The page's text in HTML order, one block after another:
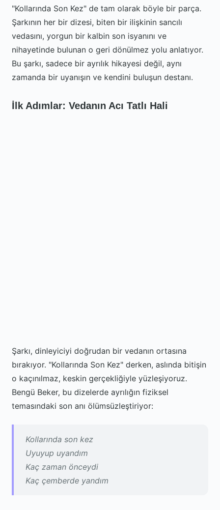
"Kollarında Son Kez" de tam olarak böyle bir parça.
Şarkının her bir dizesi, biten bir ilişkinin sancılı
vedasını, yorgun bir kalbin son isyanını ve
nihayetinde bulunan o geri dönülmez yolu anlatıyor.
Bu şarkı, sadece bir ayrılık hikayesi değil, aynı
zamanda bir uyanışın ve kendini buluşun destanı.
İlk Adımlar: Vedanın Acı Tatlı Hali
Şarkı, dinleyiciyi doğrudan bir vedanın ortasına
bırakıyor. "Kollarında Son Kez" derken, aslında bitişin
o kaçınılmaz, keskin gerçekliğiyle yüzleşiyoruz.
Bengü Beker, bu dizelerde ayrılığın fiziksel
temasındaki son anı ölümsüzleştiriyor:
Kollarında son kez
Uyuyup uyandım
Kaç zaman önceydi
Kaç çemberde yandım